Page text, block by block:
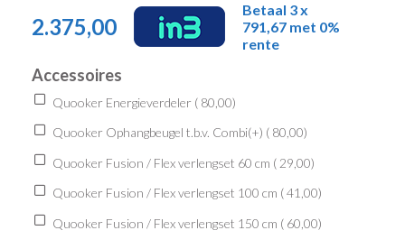
2.375,00
Betaal 3 x
791,67 met 0%
rente
Accessoires
Quooker Energieverdeler ( 80,00)
Quooker Ophangbeugel t.b.v. Combi(+) ( 80,00)
Quooker Fusion / Flex verlengset 60 cm ( 29,00)
Quooker Fusion / Flex verlengset 100 cm (41,00)
Quooker Fusion / Flex verlengset 150 cm ( 60,00)